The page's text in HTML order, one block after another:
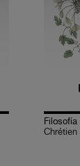
Chrétien